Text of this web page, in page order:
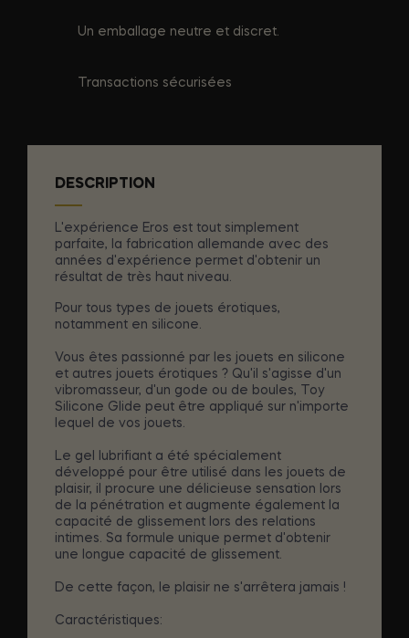
Un emballage neutre et discret.
Transactions sécurisées
DESCRIPTION
L'expérience Eros est tout simplement
parfaite, la fabrication allemande avec des
années d'expérience permet d'obtenir un
résultat de très haut niveau.
Pour tous types de jouets érotiques,
notamment en silicone.
Vous êtes passionné par les jouets en silicone
et autres jouets érotiques ? Qu'il s'agisse d'un
vibromasseur, d'un gode ou de boules, Toy
Silicone Glide peut être appliqué sur n'importe
lequel de vos jouets.
Le gel lubrifiant a été spécialement
développé pour être utilisé dans les jouets de
plaisir, il procure une délicieuse sensation lors
de la pénétration et augmente également la
capacité de glissement lors des relations
intimes. Sa formule unique permet d'obtenir
une longue capacité de glissement.
De cette façon, le plaisir ne s'arrêtera jamais !
Caractéristiques: